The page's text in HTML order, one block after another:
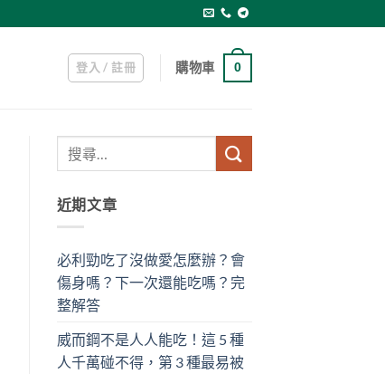
登入 / 註冊 購物車 0
近期文章
必利勁吃了沒做愛怎麼辦？會
傷身嗎？下一次還能吃嗎？完
整解答
威而鋼不是人人能吃！這 5 種
人千萬碰不得，第 3 種最易被